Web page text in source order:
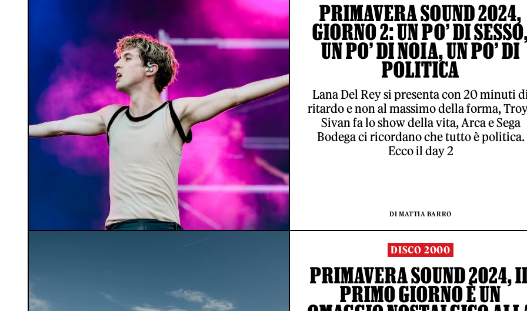
PRIMAVERA SOUND 2024,
GIORNO 2: UN PO’ DI
UN PO’ DI NOIA, UN PO’ DI
POLITICA
Lana Del Rey si presenta con 20 minuti
ritardo e non al massimo della forma,
Sivan fa lo show della vita, Arca e Sega
Bodega ci ricordano che tutto è politica.
Ecco il day 2
DI MATTIA BARRO
DISCO 2000
PRIMAVERA SOUND 2024,
PRIMO GIORNO È UN